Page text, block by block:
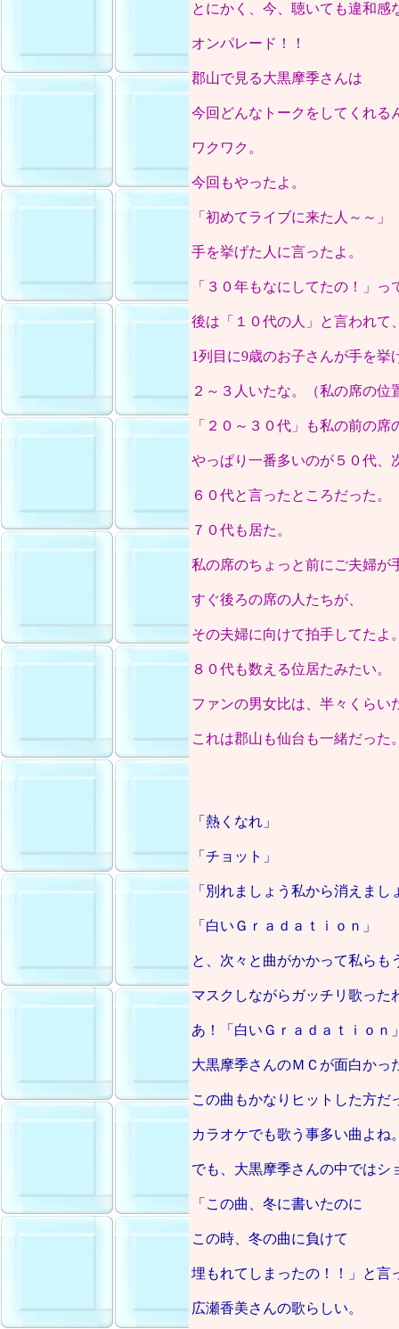
とにかく、今、聴いても違和感
オンパレード！！
郡山で見る大黒摩季さんは
今回どんなトークをしてくれる
ワクワク。
今回もやったよ。
「初めてライブに来た人～～」
手を挙げた人に言ったよ。
「３０年もなにしてたの！」っ
後は「１０代の人」と言われて
1列目に9歳のお子さんが手を挙
２～３人いたな。（私の席の位
「２０～３０代」も私の前の
やっぱり一番多いのが５０代、
６０代と言ったところだった。
７０代も居た。
私の席のちょっと前にご夫婦が
すぐ後ろの席の人たちが、
その夫婦に向けて拍手してたよ
８０代も数える位居たみたい。
ファンの男女比は、半々くらい
これは郡山も仙台も一緒だった
「熱くなれ」
「チョット」
「別れましょう私から消えまし
「白いＧｒａｄａｔｉｏｎ」
と、次々と曲がかかって私らも
マスクしながらガッチリ歌った
あ！「白いＧｒａｄａｔｉｏｎ
大黒摩季さんのＭＣが面白かっ
この曲もかなりヒットした方だ
カラオケでも歌う事多い曲よね
でも、大黒摩季さんの中ではシ
「この曲、冬に書いたのに
この時、冬の曲に負けて
埋もれてしまったの！！」と言
広瀬香美さんの歌らしい。